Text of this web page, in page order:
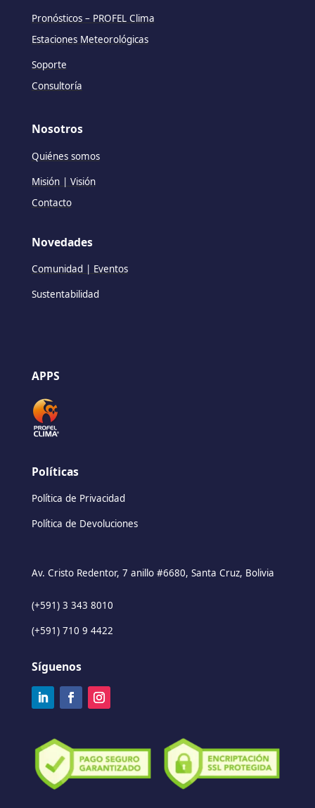
Pronósticos – PROFEL Clima
Estaciones Meteorológicas
Soporte
Consultoría
Nosotros
Quiénes somos
Misión | Visión
Contacto
Novedades
Comunidad | Eventos
Sustentabilidad
APPS
Políticas
Política de Privacidad
Política de Devoluciones
Av. Cristo Redentor, 7 anillo #6680, Santa Cruz, Bolivia
(+591) 3 343 8010
(+591) 710 9 4422
Síguenos